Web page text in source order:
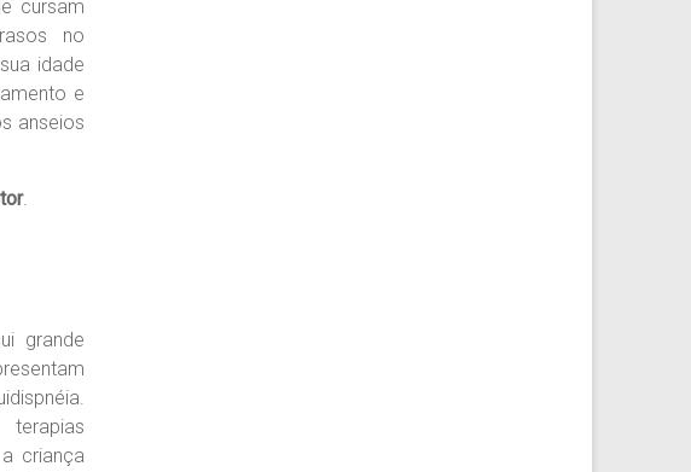
cursam
no
idade
e
anseios
.
grande
criança